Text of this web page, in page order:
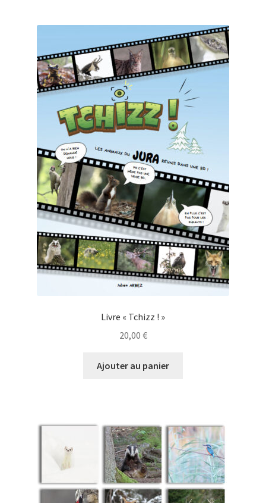
Livre « Tchizz ! »
20,00 €
Ajouter au panier